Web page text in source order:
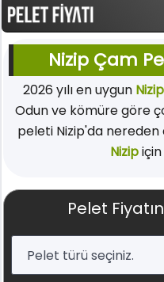
Nizip Çam
2026 yılı en uygun
Odun ve kömüre göre
peleti Nizip'da nereden
Nizip
Pelet